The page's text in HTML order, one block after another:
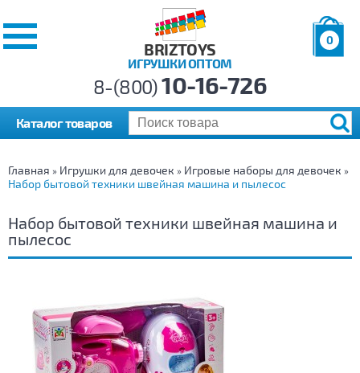
BRIZTOYS
ИГРУШКИ ОПТОМ
0
р.
8-(800)10-16-726
Каталог товаров
Главная » Игрушки для девочек » Игровые наборы для девочек »
Набор бытовой техники швейная машина и пылесос
Набор бытовой техники швейная машина и
пылесос